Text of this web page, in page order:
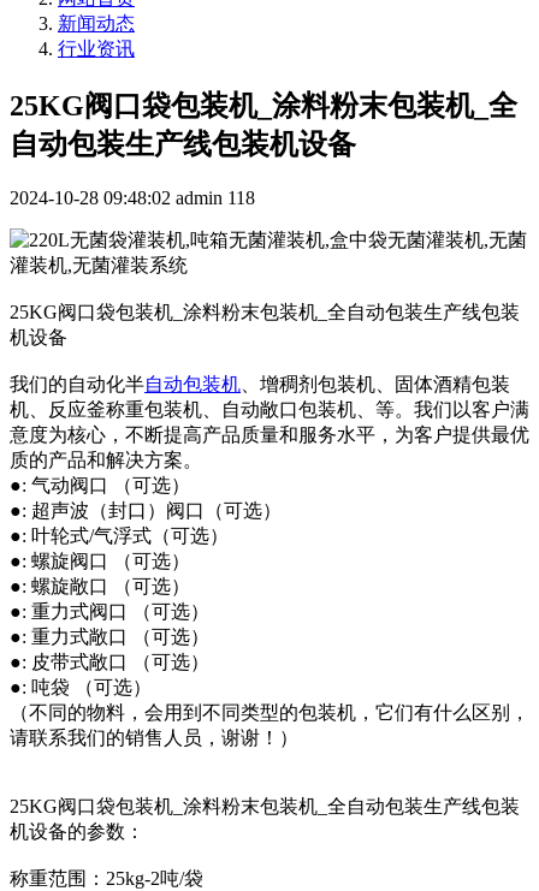
新闻动态
行业资讯
25KG阀口袋包装机_涂料粉末包装机_全
自动包装生产线包装机设备
2024-10-28 09:48:02 admin 118
25KG阀口袋包装机_涂料粉末包装机_全自动包装生产线包装
机设备
我们的自动化半自动包装机 、增稠剂包装机、固体酒精包装
机、反应釜称重包装机、自动敞口包装机、等。我们以客户满
意度为核心，不断提高产品质量和服务水平，为客户提供最优
质的产品和解决方案。
●: 气动阀口 （可选）
●: 超声波（封口）阀口（可选）
●: 叶轮式/气浮式（可选）
●: 螺旋阀口 （可选）
●: 螺旋敞口 （可选）
●: 重力式阀口 （可选）
●: 重力式敞口 （可选）
●: 皮带式敞口 （可选）
●: 吨袋 （可选）
（不同的物料，会用到不同类型的包装机，它们有什么区别，
请联系我们的销售人员，谢谢！）
25KG阀口袋包装机_涂料粉末包装机_全自动包装生产线包装
机设备的参数：
称重范围：25kg-2吨/袋